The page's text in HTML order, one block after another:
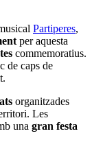
infants i
de
ha de
local i